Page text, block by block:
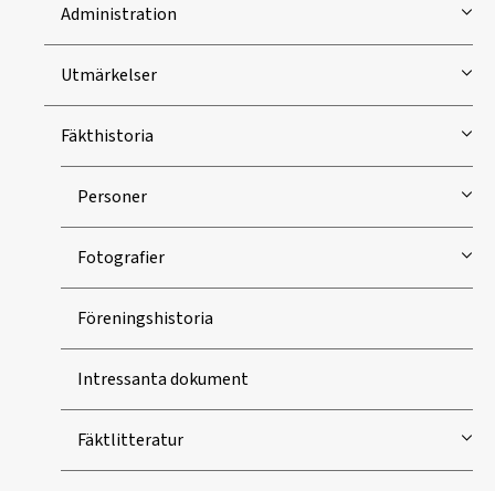
Administration
Utmärkelser
Fäkthistoria
Personer
Fotografier
Föreningshistoria
Intressanta dokument
Fäktlitteratur